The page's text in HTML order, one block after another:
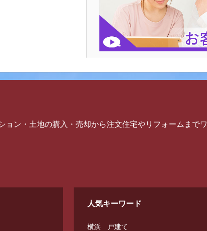
ン・土地の購入・売却から注文住宅やリフォームまで
人気キーワード
横浜 戸建て